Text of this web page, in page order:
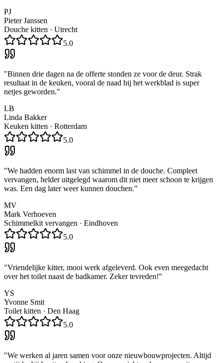
PJ
Pieter Janssen
Douche kitten · Utrecht
5.0
"Binnen drie dagen na de offerte stonden ze voor de deur. Strak
resultaat in de keuken, vooral de naad bij het werkblad is super
netjes geworden."
LB
Linda Bakker
Keuken kitten · Rotterdam
5.0
"We hadden enorm last van schimmel in de douche. Compleet
vervangen, helder uitgelegd waarom dit niet meer schoon te krijgen
was. Een dag later weer kunnen douchen."
MV
Mark Verhoeven
Schimmelkit vervangen · Eindhoven
5.0
"Vriendelijke kitter, mooi werk afgeleverd. Ook even meegedacht
over het toilet naast de badkamer. Zeker tevreden!"
YS
Yvonne Smit
Toilet kitten · Den Haag
5.0
"We werken al jaren samen voor onze nieuwbouwprojecten. Altijd